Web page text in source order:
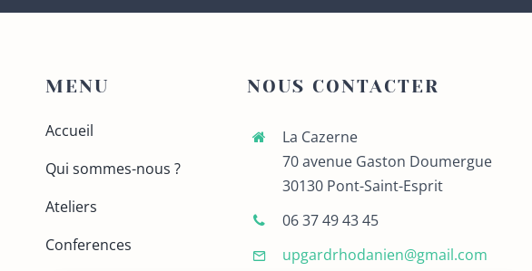
MENU
Accueil
Qui sommes-nous ?
Ateliers
Conferences
NOUS CONTACTER
La Cazerne
70 avenue Gaston Doumergue
30130 Pont-Saint-Esprit
06 37 49 43 45
upgardrhodanien@gmail.com